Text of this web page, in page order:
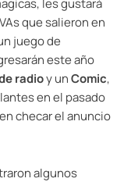
les gustará
que salieron en
juego de
este año
radioy unComic,
en el pasado
checar el anuncio
algunos